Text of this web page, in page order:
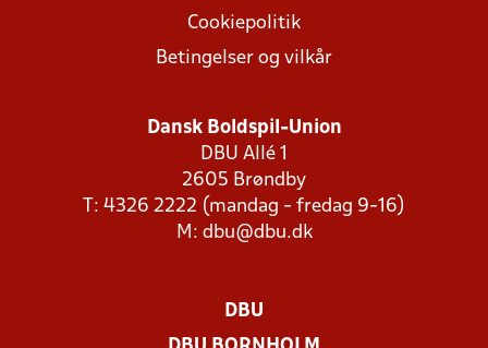
Cookiepolitik
Betingelser og vilkår
Dansk Boldspil-Union
DBU Allé 1
2605 Brøndby
T: 4326 2222 (mandag - fredag 9-16)
M: dbu@dbu.dk
DBU